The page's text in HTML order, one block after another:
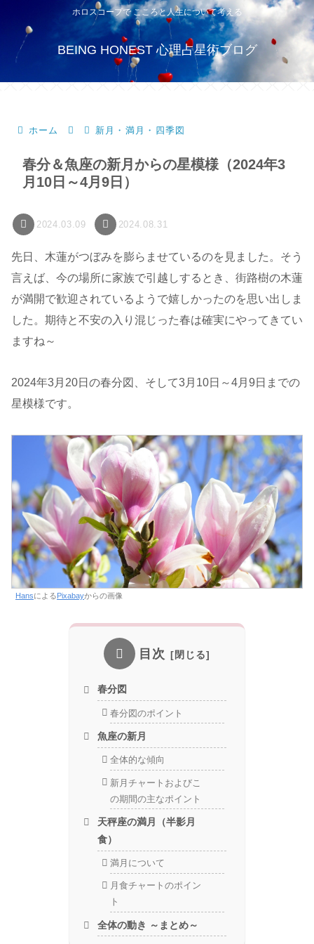
ホロスコープで こころと人生について考える
BEING HONEST 心理占星術ブログ
ホーム 新月・満月・四季図
春分＆魚座の新月からの星模様（2024年3
月10日～4月9日）
2024.03.09 2024.08.31
先日、木蓮がつぼみを膨らませているのを見ました。そう
言えば、今の場所に家族で引越しするとき、街路樹の木蓮
が満開で歓迎されているようで嬉しかったのを思い出しま
した。期待と不安の入り混じった春は確実にやってきてい
ますね～
2024年3月20日の春分図、そして3月10日～4月9日までの
星模様です。
Hansによる Pixabayからの画像
目次
春分図
春分図のポイント
魚座の新月
全体的な傾向
新月チャートおよびこ
の期間の主なポイント
天秤座の満月（半影月
食）
満月について
月食チャートのポイン
ト
全体の動き ～まとめ～